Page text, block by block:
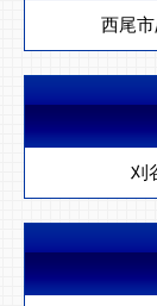
西尾市
刈